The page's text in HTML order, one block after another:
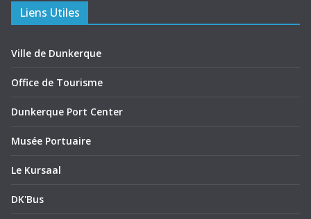
Liens Utiles
Ville de Dunkerque
Office de Tourisme
Dunkerque Port Center
Musée Portuaire
Le Kursaal
DK'Bus